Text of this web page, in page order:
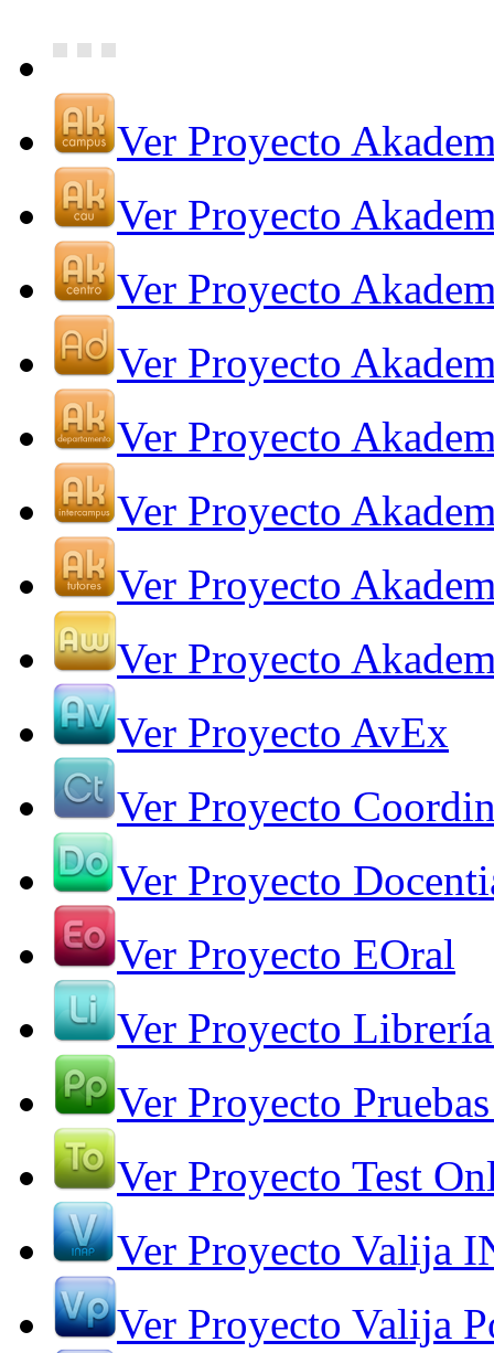
Ver Proyecto
Ver Proyecto
Ver Proyecto
Ver Proyecto
Ver Proyecto
Ver Proyecto
Ver Proyecto
Ver Proyecto
Ver Proyecto AvEx
Ver Proyecto
Ver Proyecto
Ver Proyecto EOral
Ver Proyecto
Ver Proyecto
Ver Proyecto Test
Ver Proyecto Valija
Ver Proyecto Valija